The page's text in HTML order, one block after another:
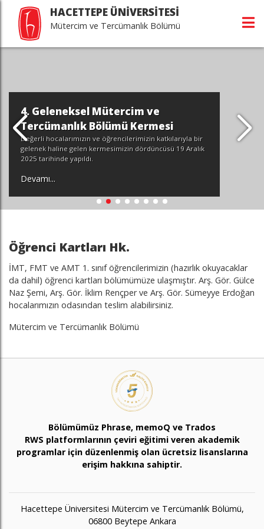
HACETTEPE ÜNİVERSİTESİ
Mütercim ve Tercümanlık Bölümü
Mütercim ve
Kermesi
ve öğrencilerimizin katkılarıyla bir
dördüncüsü 19 Aralık
Üstüne
Geçtiğimiz yıllarda
Üniversitesi
bir gelenek haline
Öğrenci Kartları Hk.
İMT, FMT ve AMT 1. sınıf öğrencilerimizin (hazırlık okuyacaklar
da dahil) öğrenci kartları bölümümüze ulaşmıştır. Arş. Gör. Gülce
Naz Şemi, Arş. Gör. İklim Rençper ve Arş. Gör. Sümeyye Erdoğan
hocalarımızın odasından teslim alabilirsiniz.
Mütercim ve Tercümanlık Bölümü
Bölümümüz Phrase, memoQ ve Trados
RWS platformlarının çeviri eğitimi veren akademik
programlar için düzenlenmiş olan ücretsiz lisanslarına
erişim hakkına sahiptir.
Hacettepe Üniversitesi Mütercim ve Tercümanlık Bölümü,
06800 Beytepe Ankara